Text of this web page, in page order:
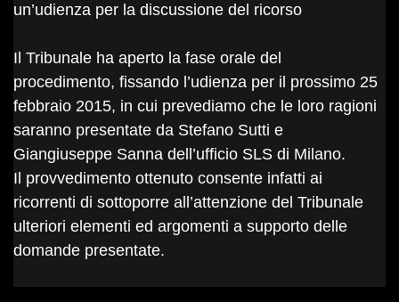
un’udienza per la discussione del ricorso
Il Tribunale ha aperto la fase orale del
procedimento, fissando l’udienza per il prossimo 25
febbraio 2015, in cui prevediamo che le loro ragioni
saranno presentate da Stefano Sutti e
Giangiuseppe Sanna dell’ufficio SLS di Milano.
Il provvedimento ottenuto consente infatti ai
ricorrenti di sottoporre all’attenzione del Tribunale
ulteriori elementi ed argomenti a supporto delle
domande presentate.